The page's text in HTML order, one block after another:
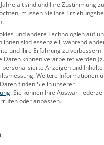
alt sind und Ihre Zustimmung
müssen Sie Ihre
und andere Technologien auf
ihnen sind essenziell, während
und Ihre Erfahrung zu verbessern.
Daten können verarbeitet werden (z.
personalisierte Anzeigen und
Weitere Informationen
finden Sie in unserer
.Sie können Ihre Auswahl
oder anpassen.
LISTE DER SERVICE-